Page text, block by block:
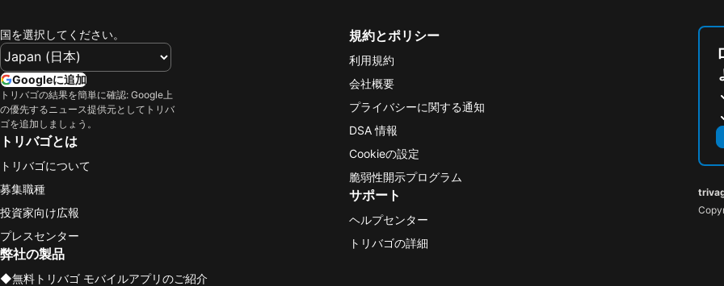
国を選択してください。
Googleに追加
トリバゴの結果を簡単に確認: Google上
の優先するニュース提供元としてトリバ
ゴを追加しましょう。
トリバゴとは
トリバゴについて
募集職種
投資家向け広報
プレスセンター
弊社の製品
◆無料トリバゴ モバイルアプリのご紹介
規約とポリシー
利用規約
会社概要
プライバシーに関する通知
DSA 情報
Cookieの設定
脆弱性開示プログラム
サポート
ヘルプセンター
トリバゴの詳細